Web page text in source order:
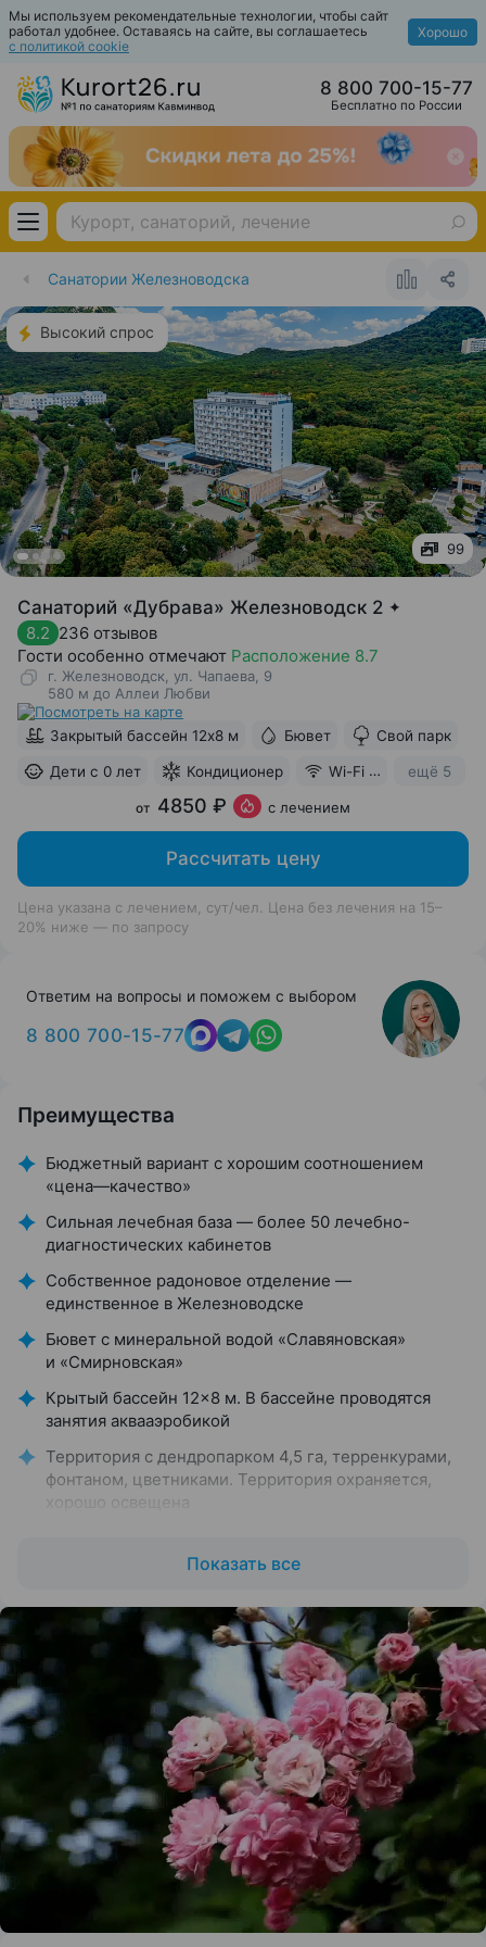
Мы используем рекомендательные технологии, чтобы сайт
работал удобнее. Оставаясь на сайте, вы соглашаетесь
с политикой cookie
Хорошо
Бесплатно по России
8 800 700-15-77
Санатории Железноводска
Высокий спрос
99
Санаторий «Дубрава» Железноводск 2 ✦
8.2 236 отзывов
Гости особенно отмечают Расположение 8.7
г. Железноводск, ул. Чапаева, 9
580 м до Аллеи Любви
Закрытый бассейн 12х8 м Бювет Свой парк
Дети с 0 лет Кондиционер Wi-Fi в номерах ещё 5
от 4850 ₽ с лечением
Рассчитать цену
Цена указана с лечением, сут/чел. Цена без лечения на 15–
20% ниже — по запросу
Ответим на вопросы и поможем с выбором
8 800 700-15-77
Преимущества
Бюджетный вариант с хорошим соотношением
«цена—качество»
Сильная лечебная база — более 50 лечебно-
диагностических кабинетов
Собственное радоновое отделение —
единственное в Железноводске
Бювет с минеральной водой «Славяновская»
и «Смирновская»
Крытый бассейн 12×8 м. В бассейне проводятся
занятия аквааэробикой
Территория с дендропарком 4,5 га, терренкурами,
фонтаном, цветниками. Территория охраняется,
хорошо освещена
Напротив санатория находится Аллея любви
достопримечательностей города
Прямой выход на круговое терренкуры № 1, 2, 3.
До Пушкинской галереи и Каскадной лестницы —
25–30 минут прогулки по живописным аллеям
Красивый вид из всех номеров: на гору Железную
или дендропарк санатория. Выбор номеров под
разный бюджет: от экономичных до комфортов.
Есть номера с балконом, сплит-системой
Тёплые переходы между корпусами — не нужно
выходить на улицу, чтобы посетить столовую,
бассейн, процедуры
Включено трёхразовое питание «меню—заказ»
с элементами «шведского стола» (салат-бар,
Показать все